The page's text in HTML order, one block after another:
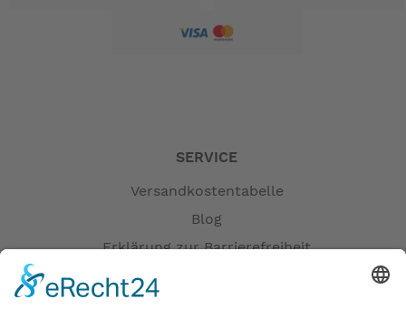
SERVICE
Versandkostentabelle
Blog
Erklärung zur Barrierefreiheit